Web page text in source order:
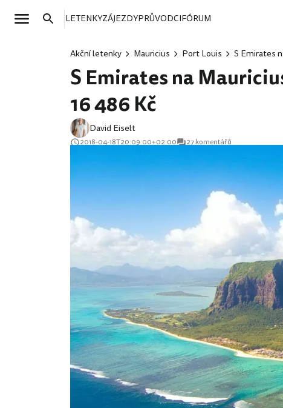
LETENKYZÁJEZDYPRŮVODCIFÓRUM
Akční letenky Mauricius Port Louis S Emirates
S Emirates na
16 486 Kč
David Eiselt
2018-04-18T20:09:00+02:00 27 komentářů